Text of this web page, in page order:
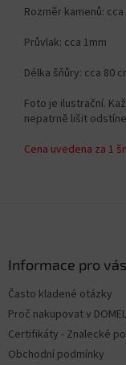
Rozměr kamenů: cca
Průvlak: cca 1mm
Délka šňůry: cca 80
Foto je ilustrační.
nepatrně lišit
Cena uvedena za 1
Informace pro vás
Často kladené otázky
Proč nakupovat v
Certifikáty - Znalecké
Obchodní podmínky